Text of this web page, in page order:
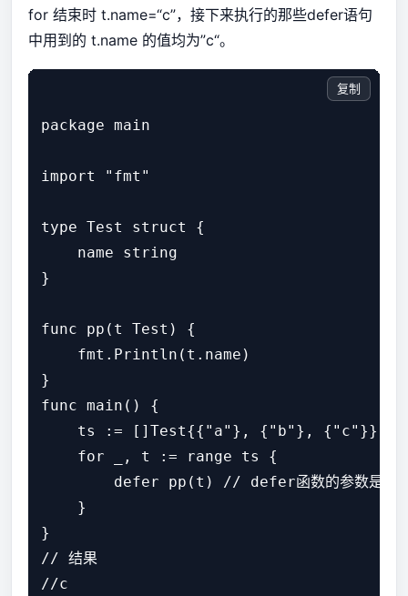
for 结束时 t.name=“c”，接下来执行的那些defer语句
中用到的 t.name 的值均为”c“。
package main
import "fmt"
type Test struct {
    name string
}
func pp(t Test) {
    fmt.Println(t.name)
}
func main() {
    ts := []Test{{"a"}, {"b"}, {"c"}}
    for _, t := range ts {
defer pp(t) // defer函数的参数是在
    }
}
// 结果
//c
复制